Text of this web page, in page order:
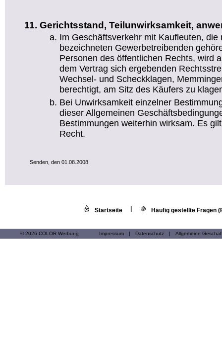
Gerichtsstand, Teilunwirksamkeit,
Im Geschäftsverkehr mit Kaufleuten, die
bezeichneten Gewerbetreibenden
Personen des öffentlichen Rechts, wird
dem Vertrag sich ergebenden
Wechsel- und Scheckklagen,
berechtigt, am Sitz des Käufers zu
Bei Unwirksamkeit einzelner
dieser Allgemeinen
Bestimmungen weiterhin wirksam. Es
Recht.
Senden, den 01.08.2008
Startseite Häufig gestellte Fragen
© 2026 COLOR Werbung Impressum | Datenschutz | Allgemeine